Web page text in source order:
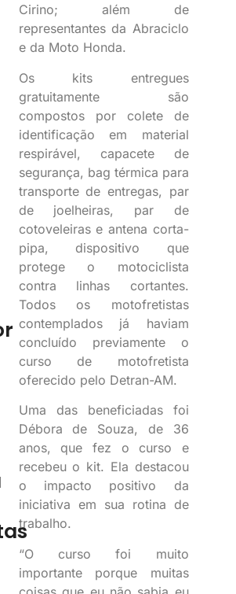
Cirino; além de
representantes da Abraciclo
e da Moto Honda.
Os kits entregues
gratuitamente são
compostos por colete de
identificação em material
respirável, capacete de
segurança, bag térmica para
transporte de entregas, par
de joelheiras, par de
cotoveleiras e antena corta-
pipa, dispositivo que
protege o motociclista
contra linhas cortantes.
Todos os motofretistas
contemplados já haviam
concluído previamente o
curso de motofretista
oferecido pelo Detran-AM.
Uma das beneficiadas foi
Débora de Souza, de 36
anos, que fez o curso e
recebeu o kit. Ela destacou
o impacto positivo da
iniciativa em sua rotina de
trabalho.
“O curso foi muito
importante porque muitas